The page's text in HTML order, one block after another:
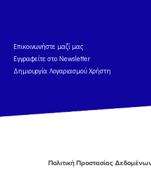
Eπικοινωνήστε μαζί μας
Εγγραφείτε στο Newsletter
Δημιουργία Λογαριασμού Χρήστη
Πολιτική Προστασίας